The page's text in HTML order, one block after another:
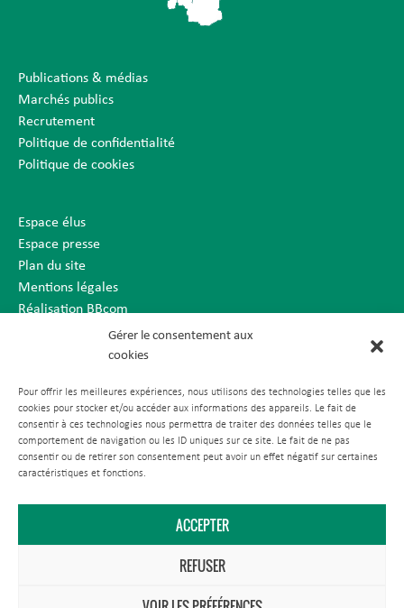
Gérer le consentement aux
cookies
Pour offrir les meilleures expériences, nous utilisons des technologies telles que les
cookies pour stocker et/ou accéder aux informations des appareils. Le fait de
consentir à ces technologies nous permettra de traiter des données telles que le
comportement de navigation ou les ID uniques sur ce site. Le fait de ne pas
consentir ou de retirer son consentement peut avoir un effet négatif sur certaines
caractéristiques et fonctions.
ACCEPTER
REFUSER
Publications & médias
Marchés publics
Recrutement
Politique de confidentialité
Politique de cookies
Espace élus
Espace presse
Plan du site
Mentions légales
Réalisation BBcom